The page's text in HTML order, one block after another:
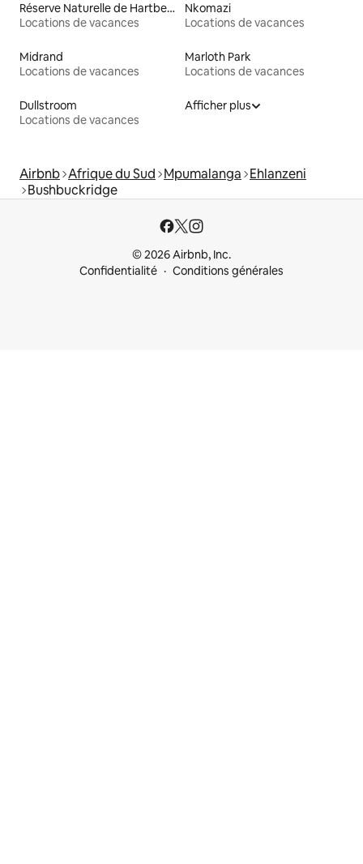
Réserve Naturelle de Hartbeespoort
Locations de vacances
Nkomazi
Locations de vacances
Midrand
Locations de vacances
Marloth Park
Locations de vacances
Dullstroom
Locations de vacances
Afficher plus
Airbnb Afrique du Sud Mpumalanga Ehlanzeni
Bushbuckridge
© 2026 Airbnb, Inc.
Confidentialité
Conditions générales